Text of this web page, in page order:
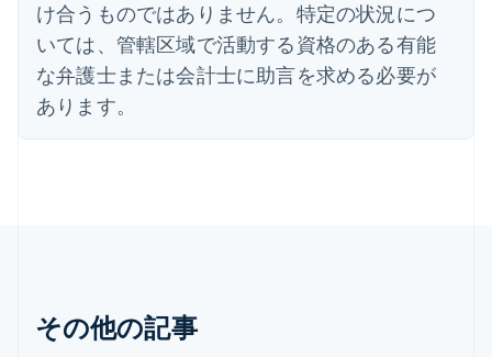
け合うものではありません。特定の状況につ
いては、管轄区域で活動する資格のある有能
な弁護士または会計士に助言を求める必要が
あります。
その他の記事
エストニア
English
オーストラリア
English
オーストリア
DeutschEnglish
オランダ
クロアチア
English Italiano